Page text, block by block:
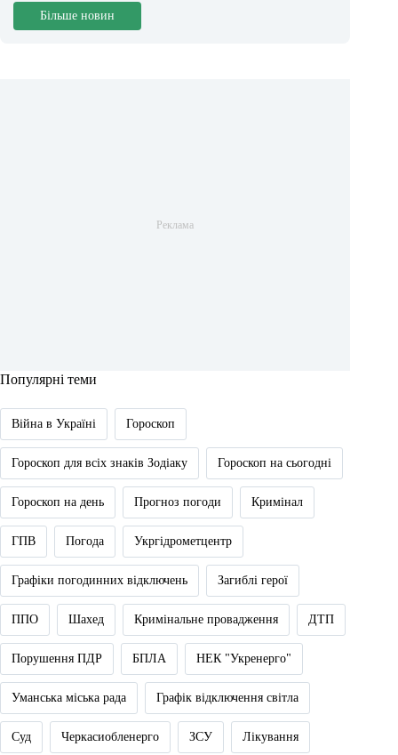
Більше новин
Популярні теми
Війна в Україні Гороскоп
Гороскоп для всіх знаків Зодіаку Гороскоп на сьогодні
Гороскоп на день Прогноз погоди Кримінал
ГПВ Погода Укргідрометцентр
Графіки погодинних відключень Загиблі герої
ППО Шахед Кримінальне провадження ДТП
Порушення ПДР БПЛА НЕК "Укренерго"
Уманська міська рада Графік відключення світла
Суд Черкасиобленерго ЗСУ Лікування